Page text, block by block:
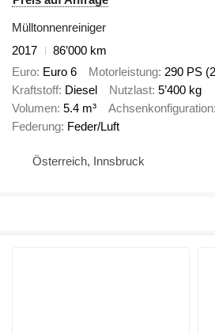
Mülltonnenreiniger
2017
86’000 km
Euro Euro 6 Motorleistung 290 PS
Kraftstoff Diesel Nutzlast 5’400 kg
Volumen 5.4 m³ Achsenkonfiguration
Federung Feder/Luft
Österreich, Innsbruck